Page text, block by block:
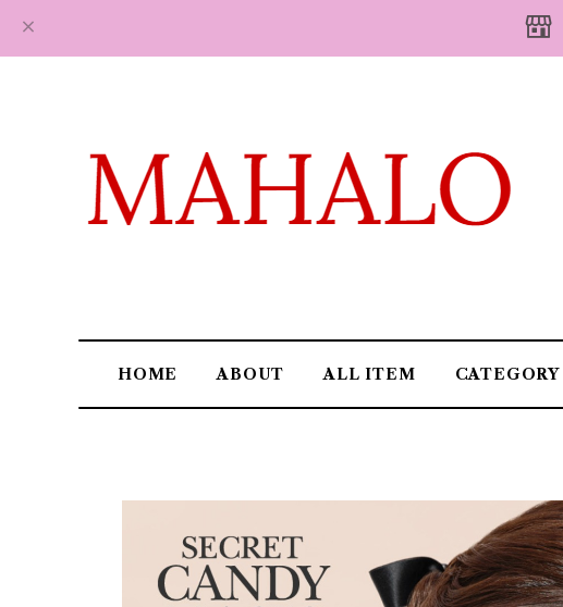
HOME ABOUT ALL ITEM CATEGORY